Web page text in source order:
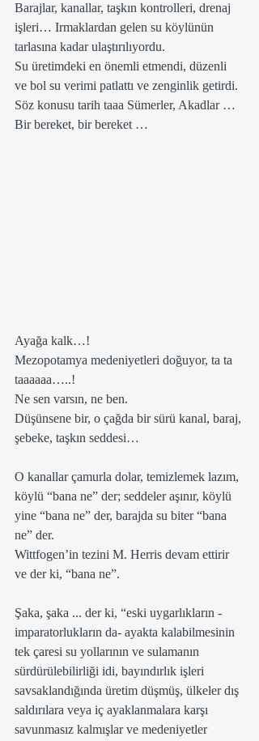
Barajlar, kanallar, taşkın kontrolleri, drenaj
işleri… Irmaklardan gelen su köylünün
tarlasına kadar ulaştırılıyordu.
Su üretimdeki en önemli etmendi, düzenli
ve bol su verimi patlattı ve zenginlik getirdi.
Söz konusu tarih taaa Sümerler, Akadlar …
Bir bereket, bir bereket …
Ayağa kalk…!
Mezopotamya medeniyetleri doğuyor, ta ta
taaaaaa…..!
Ne sen varsın, ne ben.
Düşünsene bir, o çağda bir sürü kanal, baraj,
şebeke, taşkın seddesi…
O kanallar çamurla dolar, temizlemek lazım,
köylü “bana ne” der; seddeler aşınır, köylü
yine “bana ne” der, barajda su biter “bana
ne” der.
Wittfogen’in tezini M. Herris devam ettirir
ve der ki, “bana ne”.
Şaka, şaka ... der ki, “eski uygarlıkların -
imparatorlukların da- ayakta kalabilmesinin
tek çaresi su yollarının ve sulamanın
sürdürülebilirliği idi, bayındırlık işleri
savsaklandığında üretim düşmüş, ülkeler dış
saldırılara veya iç ayaklanmalara karşı
savunmasız kalmışlar ve medeniyetler